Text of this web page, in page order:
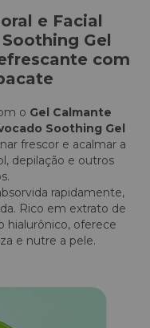
e Facial
Gel
com
o Gel Calmante
Soothing Gel
frescor e acalmar a
depilação e outros
rapidamente,
Rico em extrato de
hialurônico, oferece
e nutre a pele.​